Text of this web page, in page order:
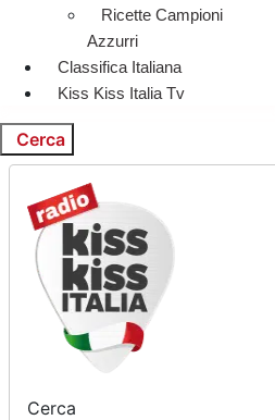
Ricette Campioni
Azzurri
Classifica Italiana
Kiss Kiss Italia Tv
Cerca
Cerca